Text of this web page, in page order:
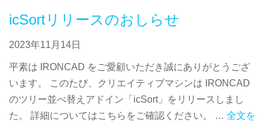
icSortリリースのおしらせ
2023年11月14日
平素は IRONCAD をご愛顧いただき誠にありがとうござ
います。 このたび、クリエイティブマシンは IRONCAD
のツリー並べ替えアドイン「icSort」をリリースしまし
た。 詳細についてはこちらをご確認ください。 … 全文を